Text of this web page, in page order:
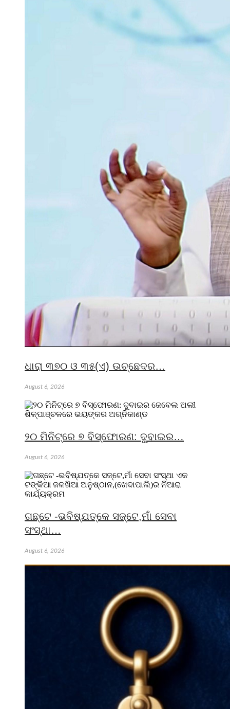
ଧାରା ୩୭୦ ଓ ୩୫(ଏ) ଉଚ୍ଛେଦର…
August 6, 2026
୨୦ ମିନିଟ୍‌ରେ ୭ ବିସ୍ଫୋରଣ: ଦୁବାଇର…
August 6, 2026
ଗଛ୍‌ଟେ -ଭବିଷ୍ଯତ୍‌କେ ସଜ୍‌ଟେ,ମାଁ ସେବା
ସଂସ୍ଥା…
August 6, 2026